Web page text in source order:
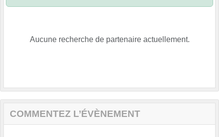
Aucune recherche de partenaire actuellement.
COMMENTEZ L’ÉVÈNEMENT